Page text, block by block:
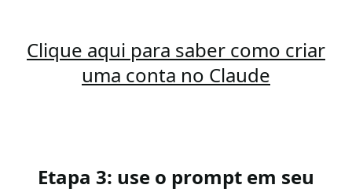
Clique aqui para saber como criar
uma conta no Claude
Etapa 3: use o prompt em seu